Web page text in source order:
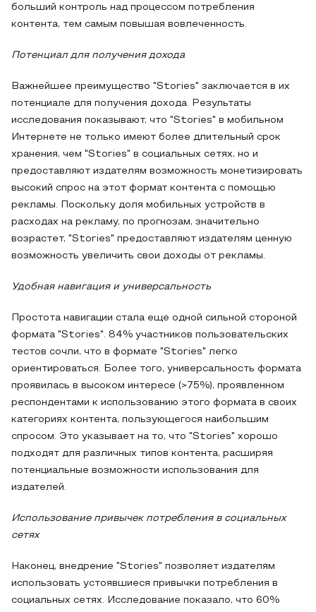
больший контроль над процессом потребления
контента, тем самым повышая вовлеченность.
Потенциал для получения дохода
Важнейшее преимущество "Stories" заключается в их
потенциале для получения дохода. Результаты
исследования показывают, что "Stories" в мобильном
Интернете не только имеют более длительный срок
хранения, чем "Stories" в социальных сетях, но и
предоставляют издателям возможность монетизировать
высокий спрос на этот формат контента с помощью
рекламы. Поскольку доля мобильных устройств в
расходах на рекламу, по прогнозам, значительно
возрастет, "Stories" предоставляют издателям ценную
возможность увеличить свои доходы от рекламы.
Удобная навигация и универсальность
Простота навигации стала еще одной сильной стороной
формата "Stories". 84% участников пользовательских
тестов сочли, что в формате "Stories" легко
ориентироваться. Более того, универсальность формата
проявилась в высоком интересе (>75%), проявленном
респондентами к использованию этого формата в своих
категориях контента, пользующегося наибольшим
спросом. Это указывает на то, что "Stories" хорошо
подходят для различных типов контента, расширяя
потенциальные возможности использования для
издателей.
Использование привычек потребления в социальных
сетях
Наконец, внедрение "Stories" позволяет издателям
использовать устоявшиеся привычки потребления в
социальных сетях. Исследование показало, что 60%